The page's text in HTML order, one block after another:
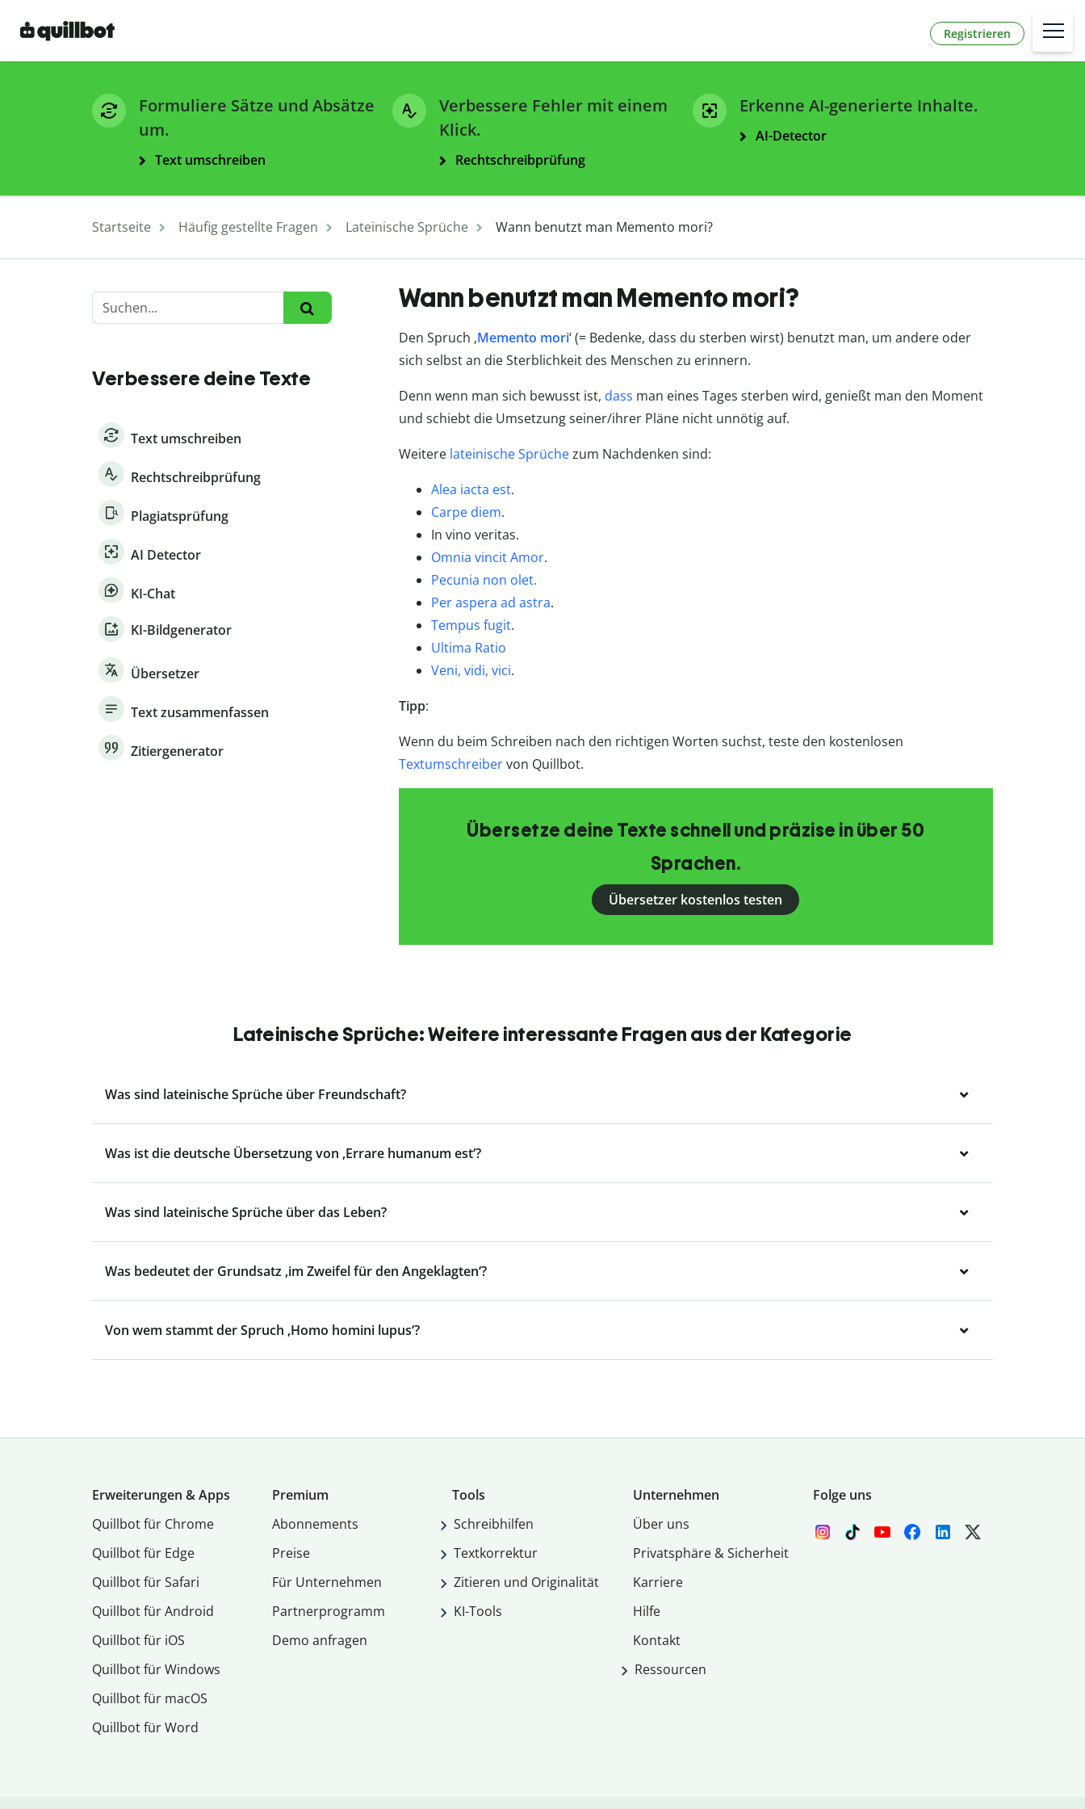
Registrieren
Formuliere Sätze und Absätze
um.
Text umschreiben
Verbessere Fehler mit einem
Klick.
Rechtschreibprüfung
Erkenne AI-generierte Inhalte.
AI-Detector
Startseite Häufig gestellte Fragen Lateinische Sprüche Wann benutzt man Memento mori?
Verbessere deine Texte
Text umschreiben
Rechtschreibprüfung
Plagiatsprüfung
AI Detector
KI-Chat
KI-Bildgenerator
Übersetzer
Text zusammenfassen
Zitiergenerator
Wann benutzt man Memento mori?
Den Spruch ‚Memento mori‘ (= Bedenke, dass du sterben wirst) benutzt man, um andere oder
sich selbst an die Sterblichkeit des Menschen zu erinnern.
Denn wenn man sich bewusst ist, dass man eines Tages sterben wird, genießt man den Moment
und schiebt die Umsetzung seiner/ihrer Pläne nicht unnötig auf.
Weitere lateinische Sprüchezum Nachdenken sind:
Alea iacta est.
Carpe diem.
In vino veritas.
Omnia vincit Amor.
Pecunia non olet.
Per aspera ad astra.
Tempus fugit.
Ultima Ratio
Veni, vidi, vici.
Tipp:
Wenn du beim Schreiben nach den richtigen Worten suchst, teste den kostenlosen
Textumschreibervon Quillbot.
Übersetze deine Texte schnell und präzise in über 50
Sprachen.
Übersetzer kostenlos testen
Lateinische Sprüche: Weitere interessante Fragen aus der Kategorie
Was sind lateinische Sprüche über Freundschaft?
Was ist die deutsche Übersetzung von ‚Errare humanum est‘?
Was sind lateinische Sprüche über das Leben?
Was bedeutet der Grundsatz ‚im Zweifel für den Angeklagten‘?
Von wem stammt der Spruch ‚Homo homini lupus‘?
Erweiterungen & Apps
Quillbot für Chrome
Quillbot für Edge
Quillbot für Safari
Quillbot für Android
Quillbot für iOS
Quillbot für Windows
Quillbot für macOS
Quillbot für Word
Premium
Abon­ne­ments
Preise
Für Unternehmen
Partnerprogramm
Demo anfragen
Tools
Schreibhilfen
Textkorrektur
Zitieren und Originalität
KI-Tools
Unternehmen
Über uns
Privatsphäre & Sicherheit
Karriere
Hilfe
Kontakt
Ressourcen
Folge uns